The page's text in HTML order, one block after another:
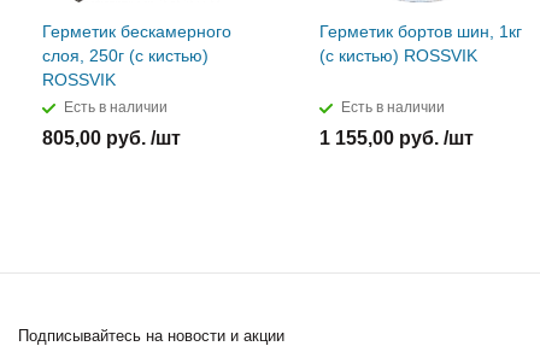
Герметик бескамерного
слоя, 250г (с кистью)
ROSSVIK
Есть в наличии
805,00 руб. /шт
Герметик бортов шин, 1кг
(с кистью) ROSSVIK
Есть в наличии
1 155,00 руб. /шт
Подписывайтесь на новости и акции